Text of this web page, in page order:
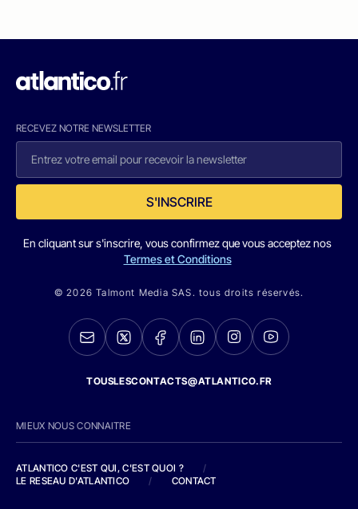
RECEVEZ NOTRE NEWSLETTER
S'INSCRIRE
En cliquant sur s'inscrire, vous confirmez que vous acceptez nos
Termes et Conditions
© 2026 Talmont Media SAS. tous droits réservés.
TOUSLESCONTACTS@ATLANTICO.FR
MIEUX NOUS CONNAITRE
ATLANTICO C'EST QUI, C'EST QUOI ?
/
LE RESEAU D'ATLANTICO
/ CONTACT